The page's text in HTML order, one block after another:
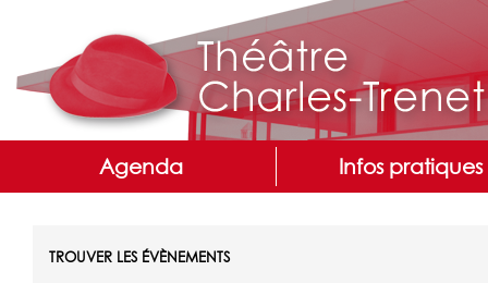
Agenda Infos pratiques
TROUVER LES ÉVÈNEMENTS